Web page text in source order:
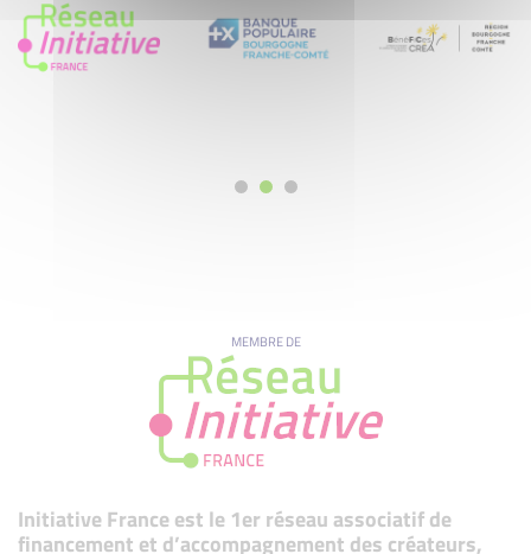
MEMBRE DE
Initiative France est le 1er réseau associatif de
financement et d’accompagnement des créateurs,